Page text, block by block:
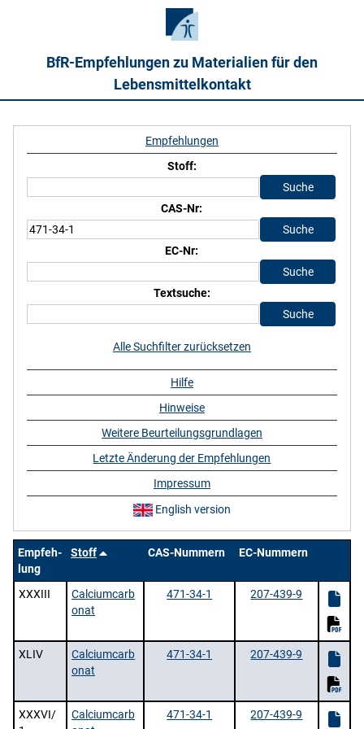
BfR-Empfehlungen zu Materialien für den
Lebensmittelkontakt
Empfeh-
lung
Stoff CAS-Nummern EC-Nummern
XXXIII
Calciumcarb
onat
471-34-1 207-439-9
XLIV
Calciumcarb
onat
471-34-1 207-439-9
XXXVI/
Calciumcarb
471-34-1 207-439-9
Empfehlungen
Stoff:
CAS-Nr:
EC-Nr:
Textsuche:
Alle Suchfilter zurücksetzen
Hilfe
Hinweise
Weitere Beurteilungsgrundlagen
Letzte Änderung der Empfehlungen
Impressum
English version